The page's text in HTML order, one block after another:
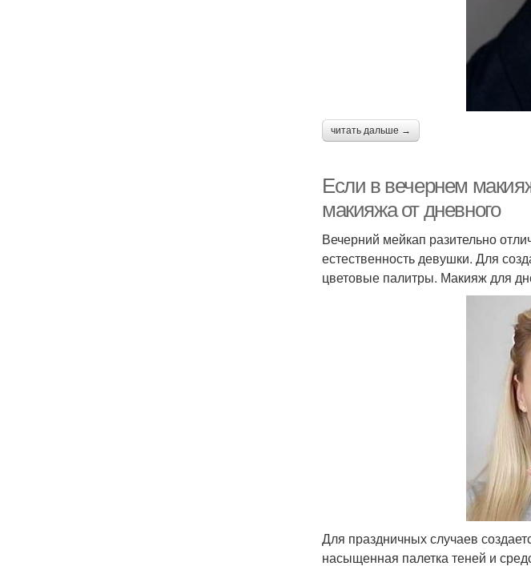
читать дальше →
Если в вечернем
макияжа от дневного
Вечерний мейкап разительно
естественность девушки. Для
цветовые палитры. Макияж для
Для праздничных случаев
насыщенная палетка теней и